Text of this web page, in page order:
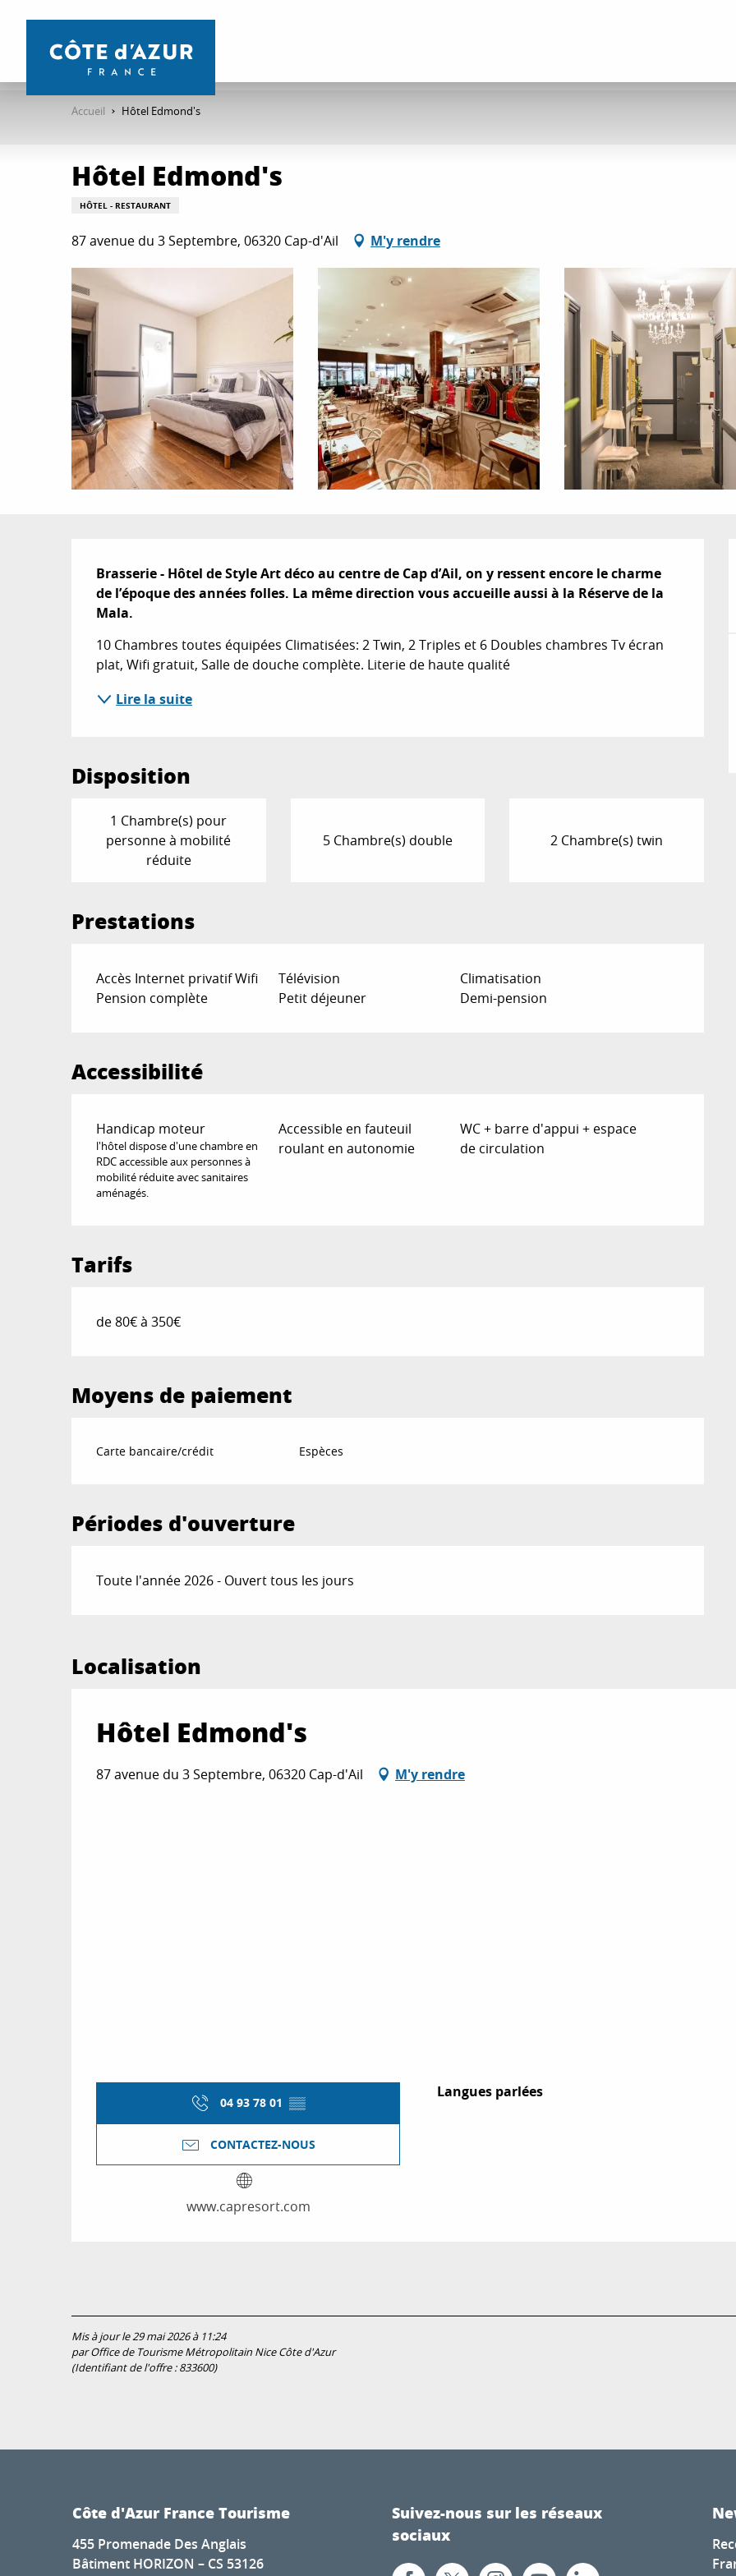
contenu
Accueil Hôtel Edmond's
Hôtel Edmond's
HÔTEL - RESTAURANT
87 avenue du 3 Septembre, 06320 Cap-d'Ail M'y rendre
Description
Brasserie - Hôtel de Style Art déco au centre de Cap d’Ail, on y ressent encore le charme
de l’époque des années folles. La même direction vous accueille aussi à la Réserve de la
Mala.
10 Chambres toutes équipées Climatisées: 2 Twin, 2 Triples et 6 Doubles chambres Tv écran
plat, Wifi gratuit, Salle de douche complète. Literie de haute qualité
Lire la suite
Disposition
1 Chambre(s) pour
personne à mobilité
réduite
5 Chambre(s) double 2 Chambre(s) twin
Prestations
Accès Internet privatif Wifi Télévision
Climatisation
Pension complète
Petit déjeuner Demi-pension
Accessibilité
Handicap moteur
l'hôtel dispose d'une chambre en
RDC accessible aux personnes à
mobilité réduite avec sanitaires
aménagés.
Accessible en fauteuil
roulant en autonomie
WC + barre d'appui + espace
de circulation
Tarifs
de 80€ à 350€
Moyens de paiement
Carte bancaire/crédit Espèces
Périodes d'ouverture
Toute l'année 2026 - Ouvert tous les jours
Localisation
Hôtel Edmond's
87 avenue du 3 Septembre, 06320 Cap-d'Ail M'y rendre
04 93 78 01 ▒▒
CONTACTEZ-NOUS
www.capresort.com
Langues parlées
Langues parlées
Mis à jour le 29 mai 2026 à 11:24
par Office de Tourisme Métropolitain Nice Côte d'Azur
(Identifiant de l'offre :833600)
Côte d'Azur France Tourisme
455 Promenade Des Anglais
Bâtiment HORIZON – CS 53126
Suivez-nous sur les réseaux
sociaux